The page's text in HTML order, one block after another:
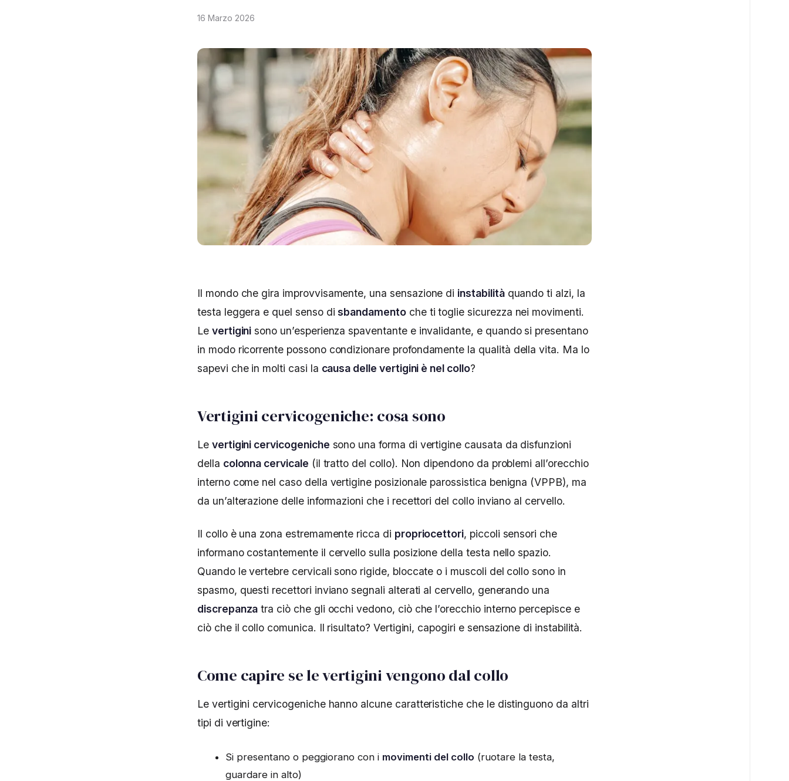
16 Marzo 2026
Il mondo che gira improvvisamente, una sensazione di instabilitàquando ti alzi, la
testa leggera e quel senso disbandamentoche ti toglie sicurezza nei movimenti.
Le vertigini sono un’esperienza spaventante e invalidante, e quando si presentano
in modo ricorrente possono condizionare profondamente la qualità della vita. Ma lo
sapevi che in molti casi la causa delle vertigini è nel collo?
Vertigini cervicogeniche: cosa sono
Le vertigini cervicogeniche sono una forma di vertigine causata da disfunzioni
della colonna cervicale (il tratto del collo). Non dipendono da problemi all’orecchio
interno come nel caso della vertigine posizionale parossistica benigna (VPPB), ma
da un’alterazione delle informazioni che i recettori del collo inviano al cervello.
Il collo è una zona estremamente ricca di propriocettori, piccoli sensori che
informano costantemente il cervello sulla posizione della testa nello spazio.
Quando le vertebre cervicali sono rigide, bloccate o i muscoli del collo sono in
spasmo, questi recettori inviano segnali alterati al cervello, generando una
discrepanza tra ciò che gli occhi vedono, ciò che l’orecchio interno percepisce e
ciò che il collo comunica. Il risultato? Vertigini, capogiri e sensazione di instabilità.
Come capire se le vertigini vengono dal collo
Le vertigini cervicogeniche hanno alcune caratteristiche che le distinguono da altri
tipi di vertigine:
Si presentano o peggiorano con i movimenti del collo (ruotare la testa,
guardare in alto)